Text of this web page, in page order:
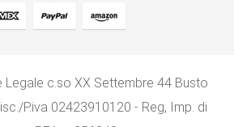
Legale c.so XX Settembre 44 Busto
P.iva 02423910120 - Reg, Imp. di